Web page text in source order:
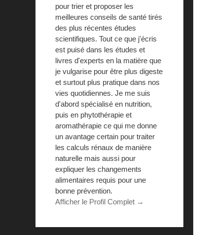
pour trier et proposer les
meilleures conseils de santé tirés
des plus récentes études
scientifiques. Tout ce que j'écris
est puisé dans les études et
livres d'experts en la matière que
je vulgarise pour être plus digeste
et surtout plus pratique dans nos
vies quotidiennes. Je me suis
d'abord spécialisé en nutrition,
puis en phytothérapie et
aromathérapie ce qui me donne
un avantage certain pour traiter
les calculs rénaux de manière
naturelle mais aussi pour
expliquer les changements
alimentaires requis pour une
bonne prévention.
Afficher le Profil Complet →